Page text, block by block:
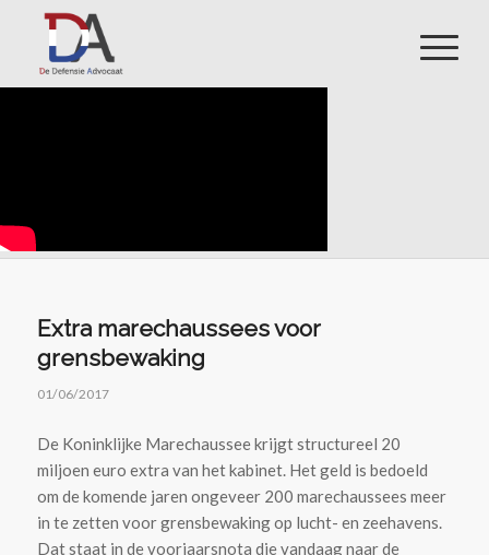
Extra marechaussees voor
grensbewaking
01/06/2017
De Koninklijke Marechaussee krijgt structureel 20
miljoen euro extra van het kabinet. Het geld is bedoeld
om de komende jaren ongeveer 200 marechaussees meer
in te zetten voor grensbewaking op lucht- en zeehavens.
Dat staat in de voorjaarsnota die vandaag naar de